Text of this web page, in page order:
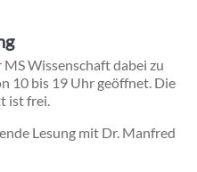
Wissenschaft dabei zu
10 bis 19 Uhr geöffnet. Die
ist frei.
Lesung mit Dr. Manfred